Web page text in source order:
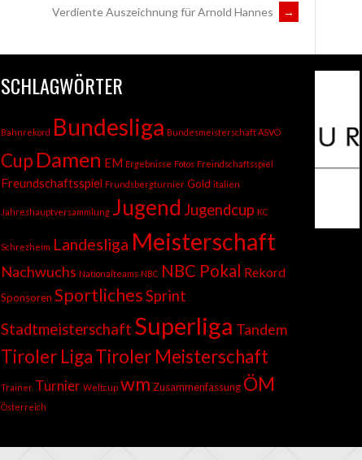
Verdiente Auszeichnung für Arnold Hannes →
SCHLAGWÖRTER
Bahnrekord Bundesliga Bundesmeisterschaft ASVÖ
Cup Damen EM Ergebnisse Fotos Freindschaftsspiel
Freundschaftsspiel Frundsbergturnier Gold italien
Jahreshauptversammlung Jugend Jugendcup KC
Schrezheim Landesliga Meisterschaft
Nachwuchs Nationalteams NBC NBC Pokal Rekord
Sponsoren SportlichesSprint
Stadtmeisterschaft Superliga Tandem
Tiroler LigaTiroler Meisterschaft
Trainer Turnier Weltcup wm Zusammenfassung ÖM
Österreich